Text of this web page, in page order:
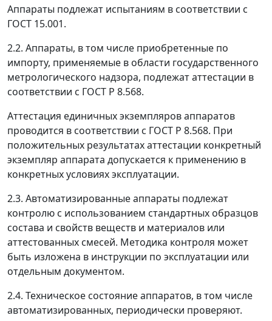
Аппараты подлежат испытаниям в соответствии с
ГОСТ 15.001.
2.2. Аппараты, в том числе приобретенные по
импорту, применяемые в области государственного
метрологического надзора, подлежат аттестации в
соответствии с ГОСТ Р 8.568.
Аттестация единичных экземпляров аппаратов
проводится в соответствии с ГОСТ Р 8.568. При
положительных результатах аттестации конкретный
экземпляр аппарата допускается к применению в
конкретных условиях эксплуатации.
2.3. Автоматизированные аппараты подлежат
контролю с использованием стандартных образцов
состава и свойств веществ и материалов или
аттестованных смесей. Методика контроля может
быть изложена в инструкции по эксплуатации или
отдельным документом.
2.4. Техническое состояние аппаратов, в том числе
автоматизированных, периодически проверяют.